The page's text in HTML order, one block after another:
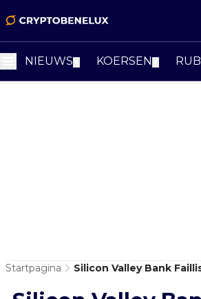
NIEUWS KOERSEN
Startpagina Silicon Valley Bank